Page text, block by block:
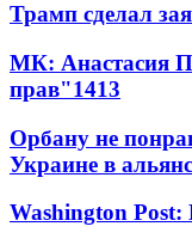
Трамп сделал
МК: Анастасия
прав"1413
Орбану не
Украине в
Washington Post: